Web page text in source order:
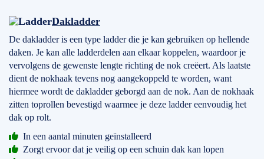
Dakladder
De dakladder is een type ladder die je kan gebruiken op hellende
daken. Je kan alle ladderdelen aan elkaar koppelen, waardoor je
vervolgens de gewenste lengte richting de nok creëert. Als laatste
dient de nokhaak tevens nog aangekoppeld te worden, want
hiermee wordt de dakladder geborgd aan de nok. Aan de nokhaak
zitten toprollen bevestigd waarmee je deze ladder eenvoudig het
dak op rolt.
In een aantal minuten geïnstalleerd
Zorgt ervoor dat je veilig op een schuin dak kan lopen